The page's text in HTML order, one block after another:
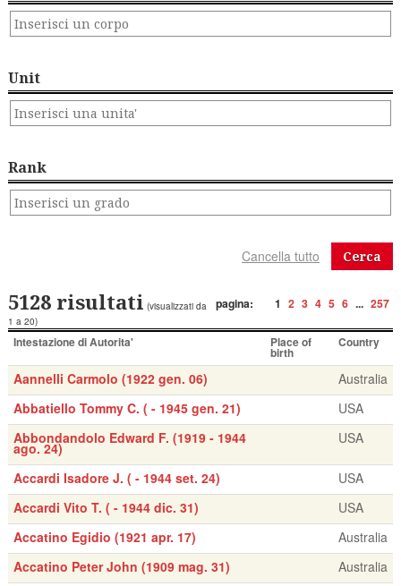
Unit
Rank
Cerca
pagina: 1 2 3 4 5 6 ... 257
5128 risultati (visualizzati da
1 a 20)
Intestazione di Autorita' Place of
birth
Country
Aannelli Carmolo (1922 gen. 06)
Australia
Abbatiello Tommy C. ( - 1945 gen. 21)
USA
Abbondandolo Edward F. (1919 - 1944
ago. 24)
USA
Accardi Isadore J. ( - 1944 set. 24)
USA
Accardi Vito T. ( - 1944 dic. 31)
USA
Accatino Egidio (1921 apr. 17)
Australia
Accatino Peter John (1909 mag. 31)
Australia